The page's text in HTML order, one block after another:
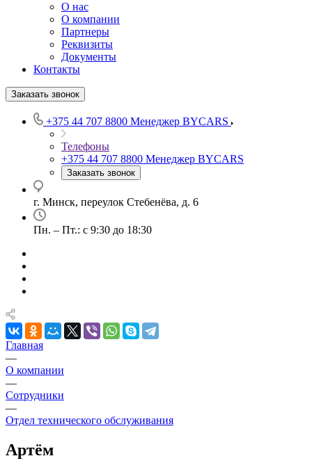
О нас
О компании
Партнеры
Реквизиты
Документы
Контакты
Заказать звонок
+375 44 707 8800 Менеджер BYCARS
Телефоны
+375 44 707 8800 Менеджер BYCARS
Заказать звонок
г. Минск, переулок Стебенёва, д. 6
Пн. – Пт.: с 9:30 до 18:30
Главная
—
О компании
—
Сотрудники
—
Отдел технического обслуживания
Артём